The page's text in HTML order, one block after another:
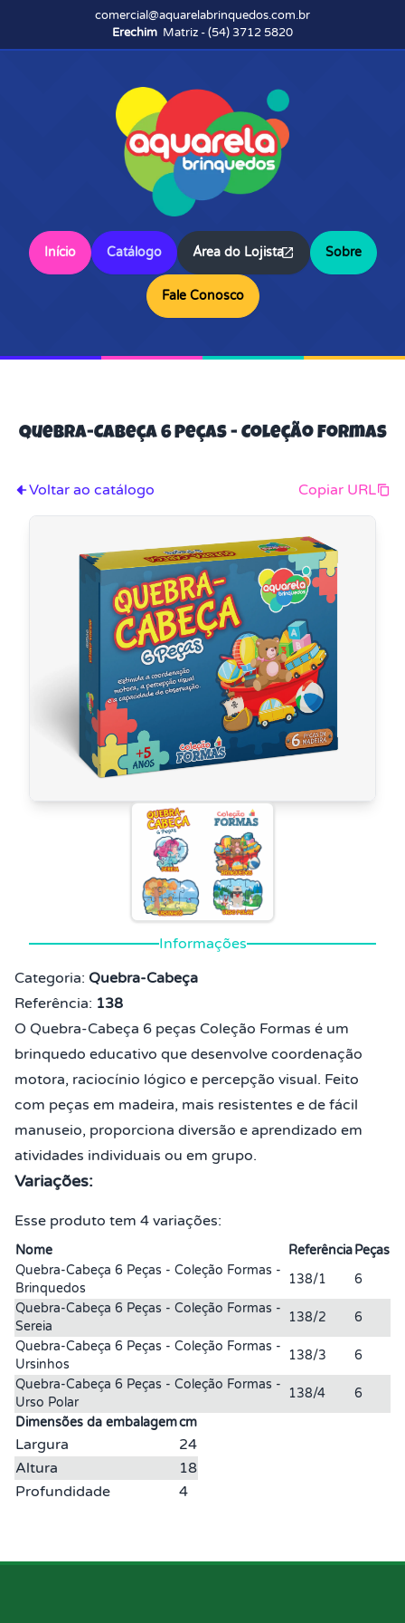
comercial@aquarelabrinquedos.com.br
Erechim Matriz - (54) 3712 5820
Início Catálogo Área do Lojista Sobre
Fale Conosco
Quebra-Cabeça 6 Peças - Coleção Formas
Voltar ao catálogo Copiar URL
Informações
Categoria: Quebra-Cabeça
Referência: 138
O Quebra-Cabeça 6 peças Coleção Formas é um
brinquedo educativo que desenvolve coordenação
motora, raciocínio lógico e percepção visual. Feito
com peças em madeira, mais resistentes e de fácil
manuseio, proporciona diversão e aprendizado em
atividades individuais ou em grupo.
Variações:
Esse produto tem 4 variações:
Nome ReferênciaPeças
Quebra-Cabeça 6 Peças - Coleção Formas -
Brinquedos
138/1
6
Quebra-Cabeça 6 Peças - Coleção Formas -
Sereia
138/2
6
Quebra-Cabeça 6 Peças - Coleção Formas -
Ursinhos
138/3
6
Quebra-Cabeça 6 Peças - Coleção Formas -
Urso Polar
138/4
6
Dimensões da embalagemcm
Largura
24
Altura
18
Profundidade
4